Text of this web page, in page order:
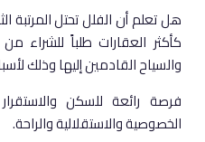
هل تعلم أن الفلل تحتل المرتبة
كأكثر العقارات طلباً للشراء
والسياح القادمين إليها وذلك
فرصة رائعة للسكن
الخصوصية والاستقلالية والراحة.